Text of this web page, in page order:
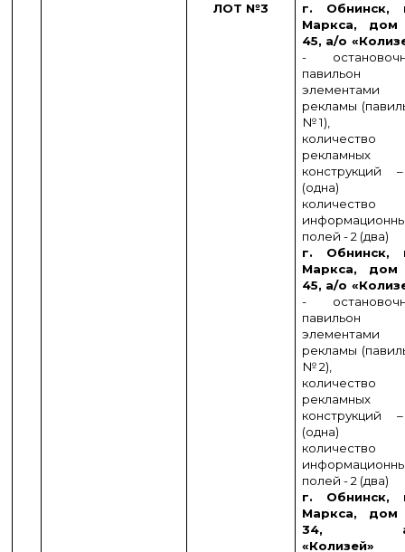
ЛОТ №3
г. Обнинск,
Маркса,
45, а/о
-
элементами
рекламы
№ 1),
количество
рекламных
конструкций
(одна)
количество
полей - 2 (два)
г. Обнинск,
Маркса,
45, а/о
-
элементами
рекламы
№ 2),
количество
рекламных
конструкций
(одна)
количество
полей - 2 (два)
г. Обнинск,
Маркса,
34, а/
«Колизей»